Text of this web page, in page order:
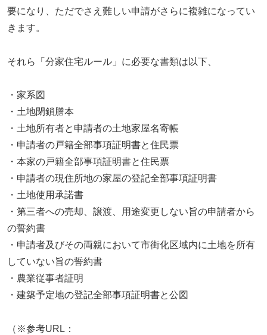
要になり、ただでさえ難しい申請がさらに複雑になってい
きます。
それら「分家住宅ルール」に必要な書類は以下、
・家系図
・土地閉鎖謄本
・土地所有者と申請者の土地家屋名寄帳
・申請者の戸籍全部事項証明書と住民票
・本家の戸籍全部事項証明書と住民票
・申請者の現住所地の家屋の登記全部事項証明書
・土地使用承諾書
・第三者への売却、譲渡、用途変更しない旨の申請者から
の誓約書
・申請者及びその両親において市街化区域内に土地を所有
していない旨の誓約書
・農業従事者証明
・建築予定地の登記全部事項証明書と公図
（※参考URL：